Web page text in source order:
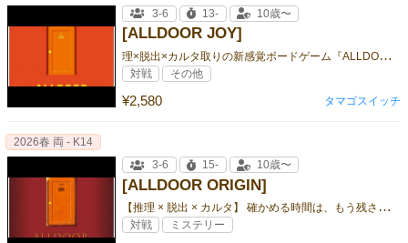
[ALLDOOR JOY]
理
×脱出×カルタ取りの新感覚ボードゲーム『ALLDOOR』シリーズ！ カラフルでポップな世界観へ！
¥2,580
3-6
13- 10歳〜
対戦 その他
タマゴスイッチ
[ALLDOOR ORIGIN]
【
推理 × 脱出 × カルタ】 確かめる時間は、もう残されていない ー
2026春 両 - K14
3-6
15- 10歳〜
対戦 ミステリー